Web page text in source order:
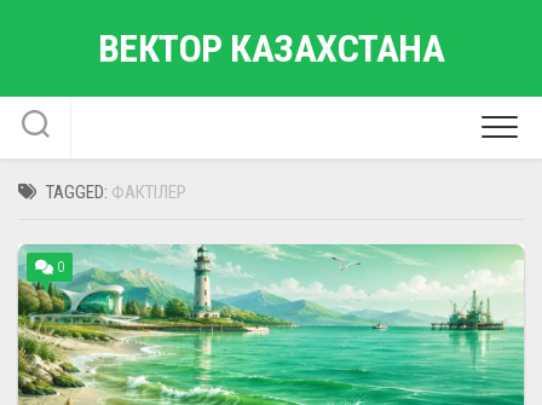
ВЕКТОР КАЗАХСТАНА
TAGGED: ФАКТІЛЕР
0